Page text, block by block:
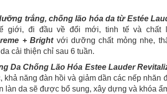
trắng, chống lão hóa da từ Estée
giới, đi đầu về đổi mới, tinh tế và
+ Bright với dưỡng chất mỏng nhẹ,
cải thiện chỉ sau 6 tuần.
Da Chống Lão Hóa Estee Lauder
khả năng đàn hồi và giảm dần các nếp nhăn
làn da sẽ được bổ sung, xây dựng và khóa